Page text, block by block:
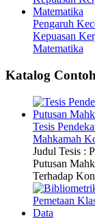
Pengaruh
Kepuasan
Matematika
Katalog
Tesis
Mahkamah
Judul Tesis :
Putusan
Terhadap